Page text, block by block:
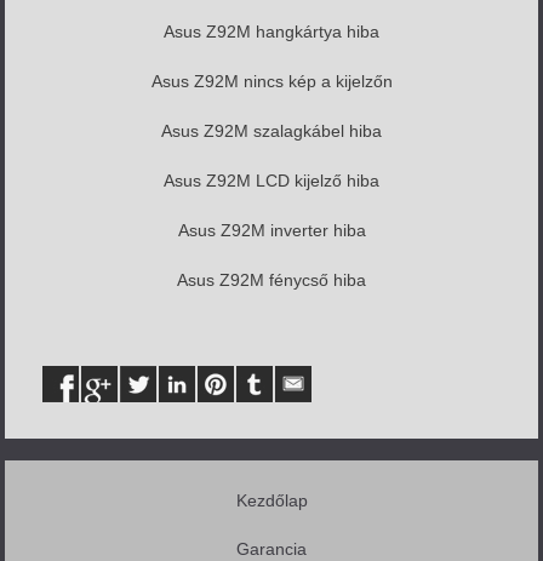
Asus Z92M hangkártya hiba
Asus Z92M nincs kép a kijelzőn
Asus Z92M szalagkábel hiba
Asus Z92M LCD kijelző hiba
Asus Z92M inverter hiba
Asus Z92M fénycső hiba
Kezdőlap
Garancia